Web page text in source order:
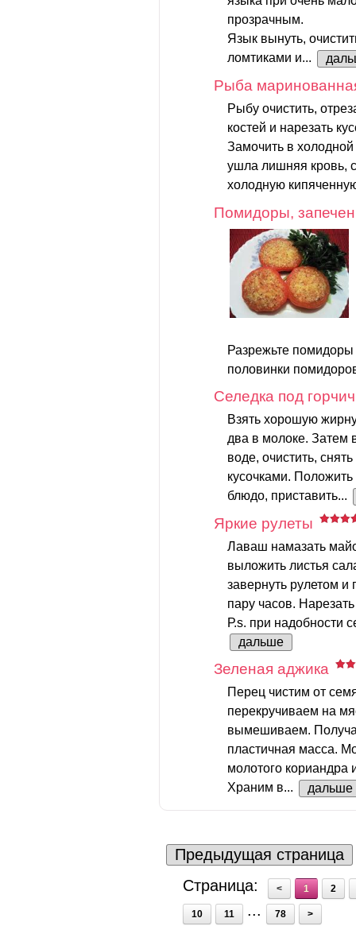
прозрачным.
Язык вынуть,
ломтиками и...
Рыба
Рыбу очистить,
костей и нарезать
Замочить в
ушла лишняя кровь,
холодную
Помидоры,
Разрежьте
половинки
Селедка под
Взять хорошую
два в молоке. Затем
воде, очистить,
кусочками.
блюдо, приставить...
Яркие рулеты
Лаваш намазать
выложить листья
завернуть рулетом и
пару часов.
Р.s. при надобности
дальше
Зеленая аджика
Перец чистим от
перекручиваем на
вымешиваем.
пластичная масса.
молотого кориандра
Храним в...
дальше
Предыдущая страница
Страница:
< 1 2
10 11 ... 78 >